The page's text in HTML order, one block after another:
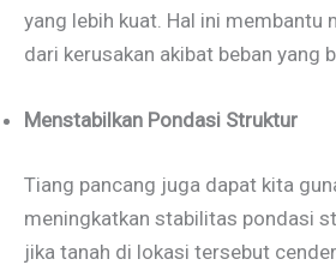
yang lebih kuat. Hal ini membantu
dari kerusakan akibat beban yang
Menstabilkan Pondasi Struktur
Tiang pancang juga dapat kita
meningkatkan stabilitas pondasi
jika tanah di lokasi tersebut